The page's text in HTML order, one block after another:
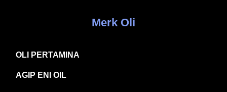
Merk Oli
OLI PERTAMINA
AGIP ENI OIL